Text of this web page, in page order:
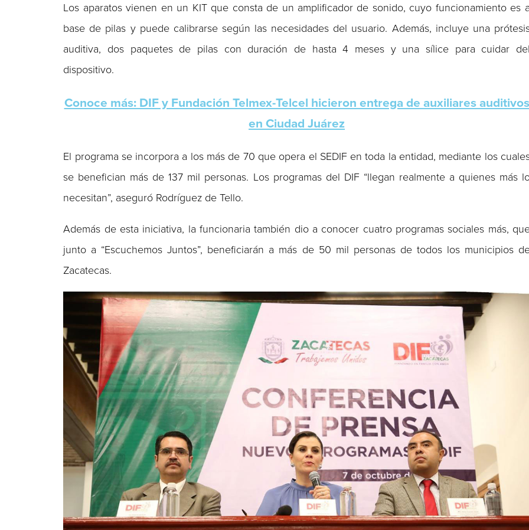
Los aparatos vienen en un KIT que consta de un amplificador de sonido, cuyo funcionamiento es
base de pilas y puede calibrarse según las necesidades del usuario. Además, incluye una
auditiva, dos paquetes de pilas con duración de hasta 4 meses y una sílice para cuidar
dispositivo.
Conoce más: DIF y Fundación Telmex-Telcel hicieron entrega de auxiliares auditivos
en Ciudad Juárez
El programa se incorpora a los más de 70 que opera el SEDIF en toda la entidad, mediante los
se benefician más de 137 mil personas. Los programas del DIF “llegan realmente a quienes más
necesitan”, aseguró Rodríguez de Tello.
Además de esta iniciativa, la funcionaria también dio a conocer cuatro programas sociales más,
junto a “Escuchemos Juntos”, beneficiarán a más de 50 mil personas de todos los municipios
Zacatecas.